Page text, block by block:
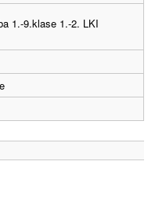
1.-9.klase 1.-2. LKI